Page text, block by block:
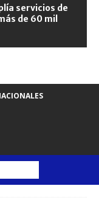
servicios de
de 60 mil